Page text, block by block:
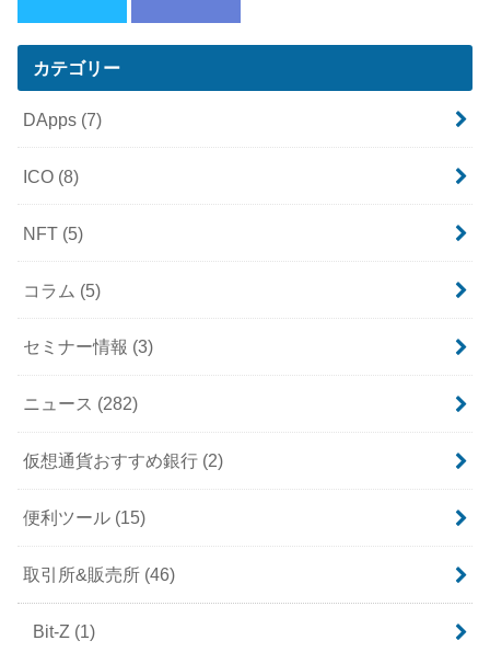
カテゴリー
DApps (7)
ICO (8)
NFT (5)
コラム (5)
セミナー情報 (3)
ニュース (282)
仮想通貨おすすめ銀行 (2)
便利ツール (15)
取引所&販売所 (46)
Bit-Z (1)